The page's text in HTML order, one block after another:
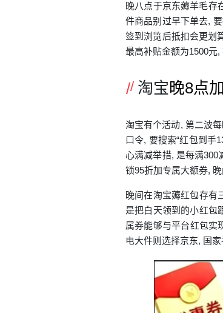
晚八点于京东薅羊毛存
件商品别过早下单去,
签到浏览后抵扣会更划
最高补贴金额为1500元,
淘宝晚8点
淘宝有个活动, 第二波
口令, 要搜索“红包到手
心满减举措, 是每满300
锁95折加专属大额券,
晚间在淘宝薅红包存有
是把白天领到的小红包
属券能够与平台红包实
电大件则选择京东, 国